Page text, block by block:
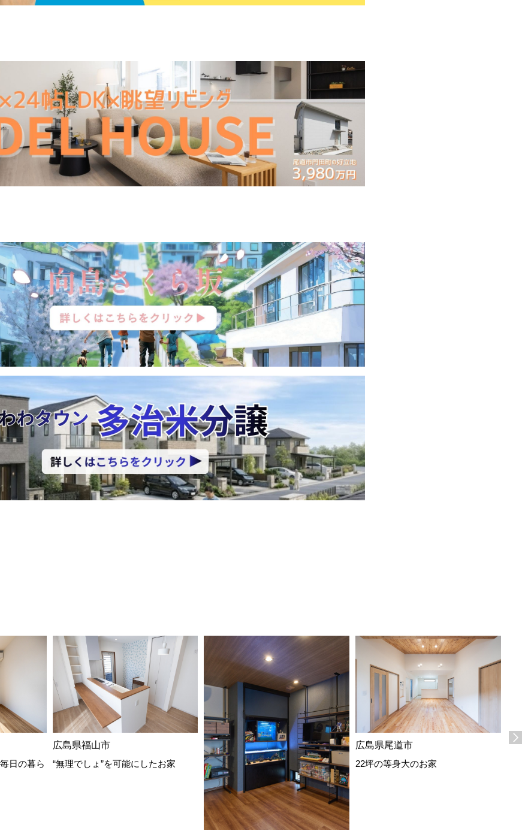
日の暮ら
広島県福山市
“無理でしょ”を可能にしたお家
広島県尾道市
22坪の等身大のお家
広